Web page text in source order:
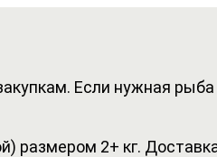
Если нужная рыба
размером 2+ кг.